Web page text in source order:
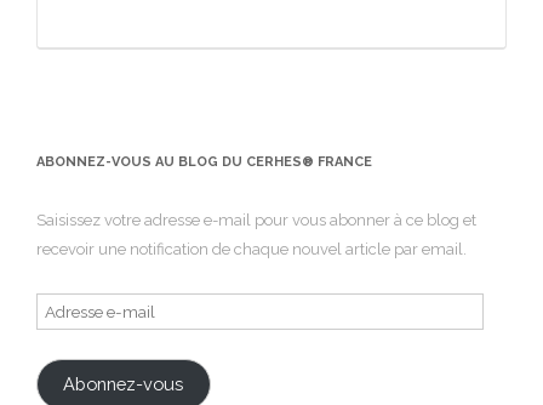
ABONNEZ-VOUS AU BLOG DU CERHES® FRANCE
Saisissez votre adresse e-mail pour vous abonner à ce blog et
recevoir une notification de chaque nouvel article par email.
Adresse
e-
mail
Abonnez-vous